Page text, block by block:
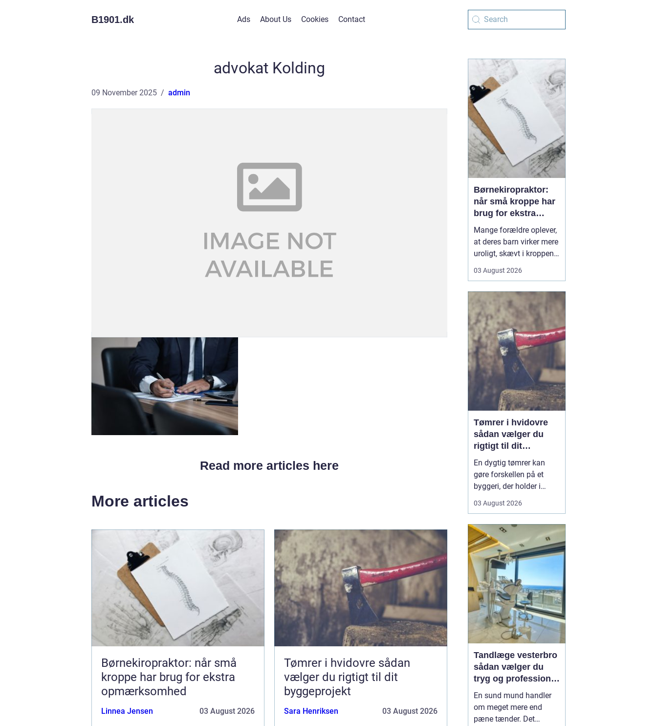
B1901.dk Ads About Us Cookies Contact
advokat Kolding
09 November 2025 admin
Read more articles here
More articles
Børnekiropraktor: når små
kroppe har brug for ekstra
opmærksomhed
Linnea Jensen 03 August 2026
Tømrer i hvidovre sådan
vælger du rigtigt til dit
byggeprojekt
Sara Henriksen 03 August 2026
Børnekiropraktor:
når små kroppe har
brug for ekstra
opmærksomhed
Mange forældre oplever,
at deres barn virker mere
uroligt, skævt i kroppen
uden at der er en klar
børnekiropraktor være en
mulighed. En kiropraktor
med særlig erfaring i...
03 August 2026
Tømrer i hvidovre
sådan vælger du
rigtigt til dit
byggeprojekt
En dygtig tømrer kan
gøre forskellen på et
byggeri, der holder i
giver dig problemer igen
efter en tømrer i
Hvidovre, handler det
derfor ikke kun om pris.
Det handler om kvalitet,
tryghed og gode løsni...
03 August 2026
Tandlæge vesterbro
sådan vælger du
tryg og professionel
tandpleje
En sund mund handler
om meget mere end
pæne tænder. Det